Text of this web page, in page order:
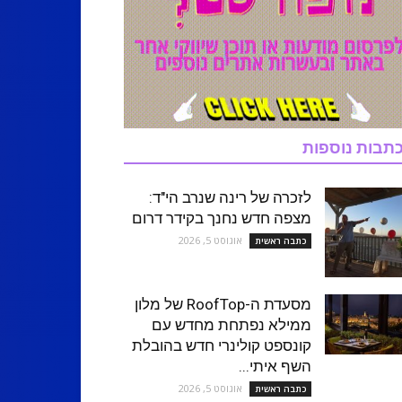
נוספות
לזכרה של רינה שנרב הי"ד:
מצפה חדש נחנך בקידר דרום
כתבה ראשית אוגוסט 5, 2026
מסעדת ה-RoofTop של מלון
ממילא נפתחת מחדש עם
קונספט קולינרי חדש בהובלת
השף איתי...
כתבה ראשית אוגוסט 5, 2026